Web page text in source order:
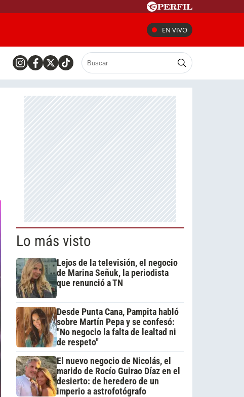
EN VIVO
Lo más visto
Lejos de la televisión, el negocio
de Marina Señuk, la periodista
que renunció a TN
Desde Punta Cana, Pampita habló
sobre Martín Pepa y se confesó:
"No negocio la falta de lealtad ni
de respeto"
El nuevo negocio de Nicolás, el
marido de Rocío Guirao Díaz en el
desierto: de heredero de un
imperio a astrofotógrafo